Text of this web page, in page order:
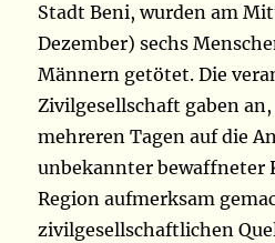
Stadt Beni, wurden am
Dezember) sechs
Männern getötet. Die
Zivilgesellschaft gaben
mehreren Tagen auf die
unbekannter bewaffneter
Region aufmerksam
zivilgesellschaftlichen